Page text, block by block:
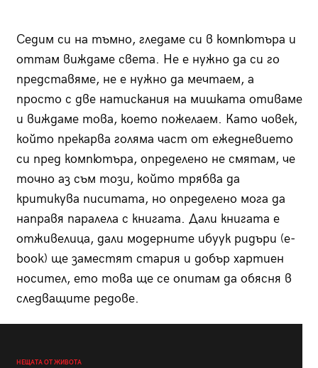
Седим си на тъмно, гледаме си в компютъра и
оттам виждаме света. Не е нужно да си го
представяме, не е нужно да мечтаем, а
просто с две натискания на мишката отиваме
и виждаме това, което пожелаем. Като човек,
който прекарва голяма част от ежедневието
си пред компютъра, определено не смятам, че
точно аз съм този, който трябва да
критикува писитата, но определено мога да
направя паралела с книгата. Дали книгата е
отживелица, дали модерните ибуук ридъри (e-
book) ще заместят стария и добър хартиен
носител, ето това ще се опитам да обясня в
следващите редове.
НЕЩАТА ОТ ЖИВОТА